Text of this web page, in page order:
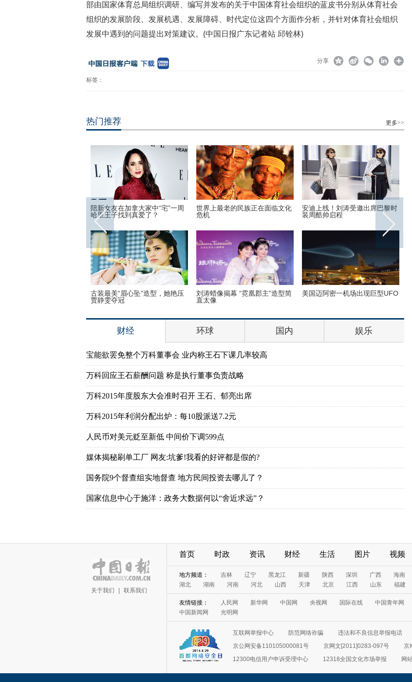
部由国家体育总局组织调研、编写并发布的关于中国体育社会组织的蓝皮书分别从体育社会
组织的发展阶段、发展机遇、发展障碍、时代定位这四个方面作分析，并针对体育社会组织
发展中遇到的问题提出对策建议。(中国日报广东记者站 邱铨林)
分享
标签：
热门推荐 更多>>
陪新女友在加拿大家中“宅”一周
哈里王子找到真爱了？
世界上最老的民族正在面临文化
危机
安迪上线！刘涛受邀出席巴黎时
装周酷帅启程
古装最美“眉心坠”造型，她艳压
贾静雯夺冠
刘涛蜡像揭幕 “霓凰郡主”造型简
直太像
美国迈阿密一机场出现巨型UFO
财经 环球 国内 娱乐
宝能欲罢免整个万科董事会 业内称王石下课几率较高
万科回应王石薪酬问题 称是执行董事负责战略
万科2015年度股东大会准时召开 王石、郁亮出席
万科2015年利润分配出炉：每10股派送7.2元
人民币对美元贬至新低 中间价下调599点
媒体揭秘刷单工厂 网友:坑爹!我看的好评都是假的?
国务院9个督查组实地督查 地方民间投资去哪儿了？
国家信息中心于施洋：政务大数据何以“舍近求远”？
关于我们 联系我们
首页 时政 资讯 财经 生活 图片 视频
地方频道： 吉林 辽宁 黑龙江 新疆 陕西 深圳 广西 海南
湖北
湖南 河南 河北 山西 天津 北京 江西 山东 福建
友情链接： 人民网 新华网 中国网 央视网 国际在线 中国青年网
中国新闻网
光明网
互联网举报中心 防范网络诈骗 违法和不良信息举报电话
京公网安备110105000081号
京网文[2011]0283-097号
京
12300电信用户申诉受理中心
12318全国文化市场举报 网